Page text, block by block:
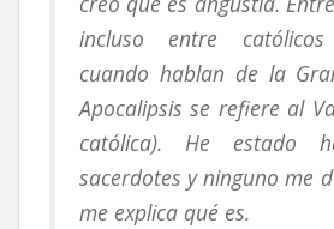
incluso entre católicos
cuando hablan de la
Apocalipsis se refiere al
católica). He estado
sacerdotes y ninguno me
me explica qué es.